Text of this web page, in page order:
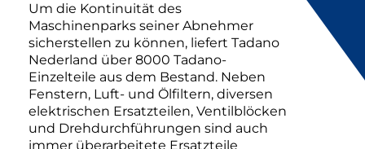
Um die Kontinuität des
Maschinenparks seiner Abnehmer
sicherstellen zu können, liefert Tadano
Nederland über 8000 Tadano-
Einzelteile aus dem Bestand. Neben
Fenstern, Luft- und Ölfiltern, diversen
elektrischen Ersatzteilen, Ventilblöcken
und Drehdurchführungen sind auch
immer überarbeitete Ersatzteile